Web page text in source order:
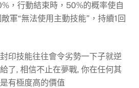
，行動結束時，50%的概率使自
軍“無法使用主動技能”，持續1回
印技能往往會令劣勢一下子就逆
了, 相信不止在夢戰, 你在任何其
有極度高的價值